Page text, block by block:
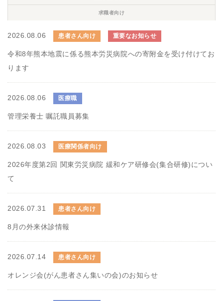
求職者向け
2026.08.06 患者さん向け 重要なお知らせ
令和8年熊本地震に係る熊本労災病院への寄附金を受け付けてお
ります
2026.08.06 医療職
管理栄養士 嘱託職員募集
2026.08.03 医療関係者向け
2026年度第2回 関東労災病院 緩和ケア研修会(集合研修)につい
て
2026.07.31 患者さん向け
8月の外来休診情報
2026.07.14 患者さん向け
オレンジ会(がん患者さん集いの会)のお知らせ